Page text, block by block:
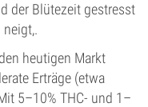
der Blütezeit gestresst
heutigen Markt
Erträge (etwa
5–10% THC- und 1–